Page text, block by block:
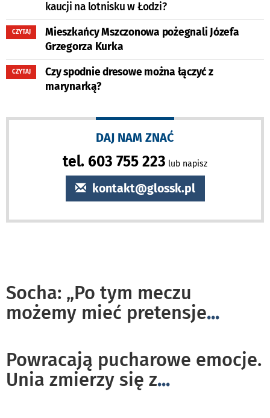
kaucji na lotnisku w Łodzi?
CZYTAJ
Mieszkańcy Mszczonowa pożegnali Józefa
Grzegorza Kurka
CZYTAJ
Czy spodnie dresowe można łączyć z
marynarką?
DAJ NAM ZNAĆ
tel. 603 755 223 lub napisz
kontakt@glossk.pl
Socha: „Po tym meczu
możemy mieć pretensje...
Powracają pucharowe emocje.
Unia zmierzy się z...